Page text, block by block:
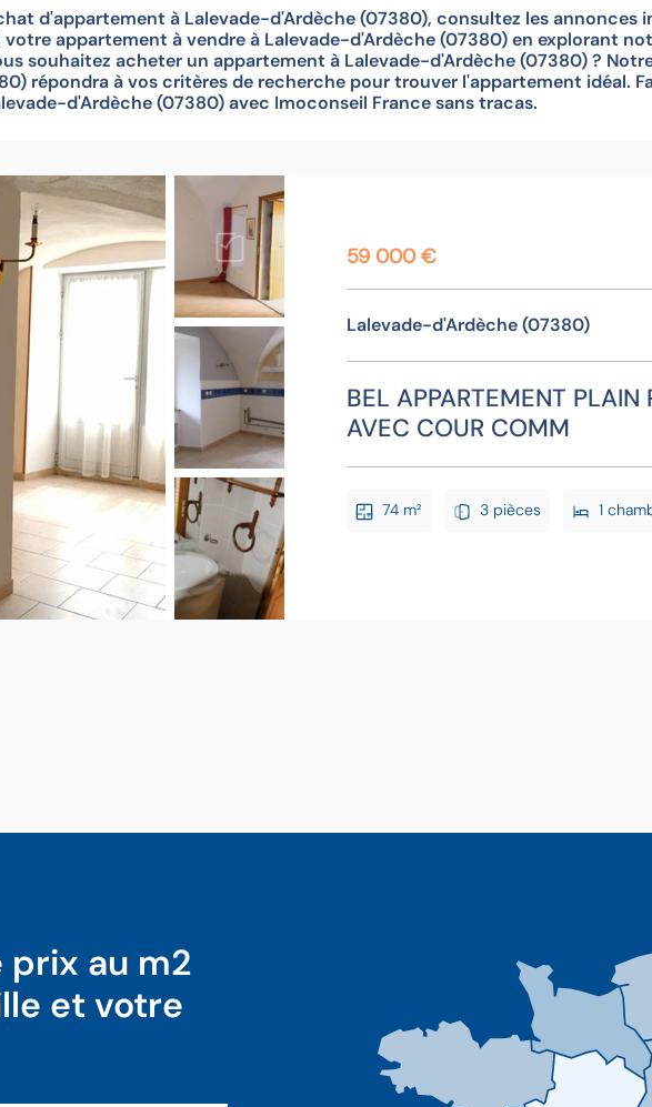
d'appartement à Lalevade-d'Ardèche (07380), consultez les annonces
appartement à vendre à Lalevade-d'Ardèche (07380) en explorant
souhaitez acheter un appartement à Lalevade-d'Ardèche (07380) ?
répondra à vos critères de recherche pour trouver l'appartement idéal.
d'Ardèche (07380) avec Imoconseil France sans tracas.
59 000 €
Lalevade-d'Ardèche (07380)
BEL APPARTEMENT PLAIN
AVEC COUR COMM
74 m² 3 pièces 1
prix au m2
et votre